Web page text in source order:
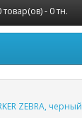
товар(ов) - 0 тн.
ZEBRA, черный